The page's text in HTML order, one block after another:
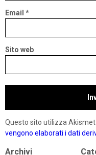
Email *
Sito web
Questo sito utilizza
vengono elaborati i dati
Archivi